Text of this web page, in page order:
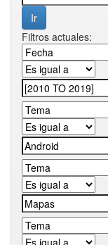
Filtros actuales: